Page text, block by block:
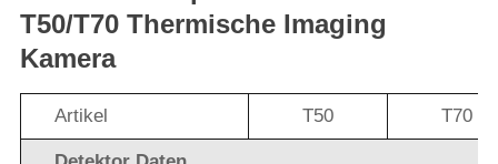
T50/T70 Thermische Imaging
Kamera
Artikel T50 T70